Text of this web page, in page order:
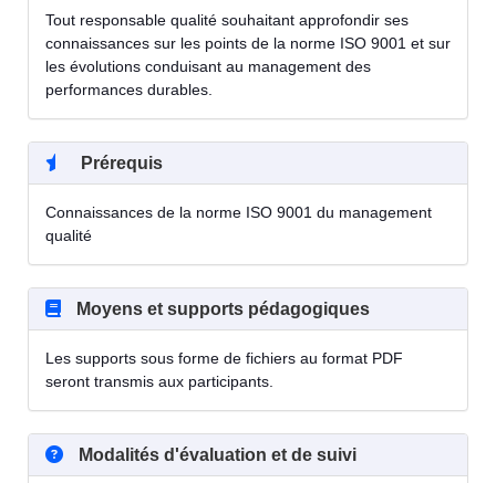
Tout responsable qualité souhaitant approfondir ses
connaissances sur les points de la norme ISO 9001 et sur
les évolutions conduisant au management des
performances durables.
Prérequis
Connaissances de la norme ISO 9001 du management
qualité
Moyens et supports pédagogiques
Les supports sous forme de fichiers au format PDF
seront transmis aux participants.
Modalités d'évaluation et de suivi